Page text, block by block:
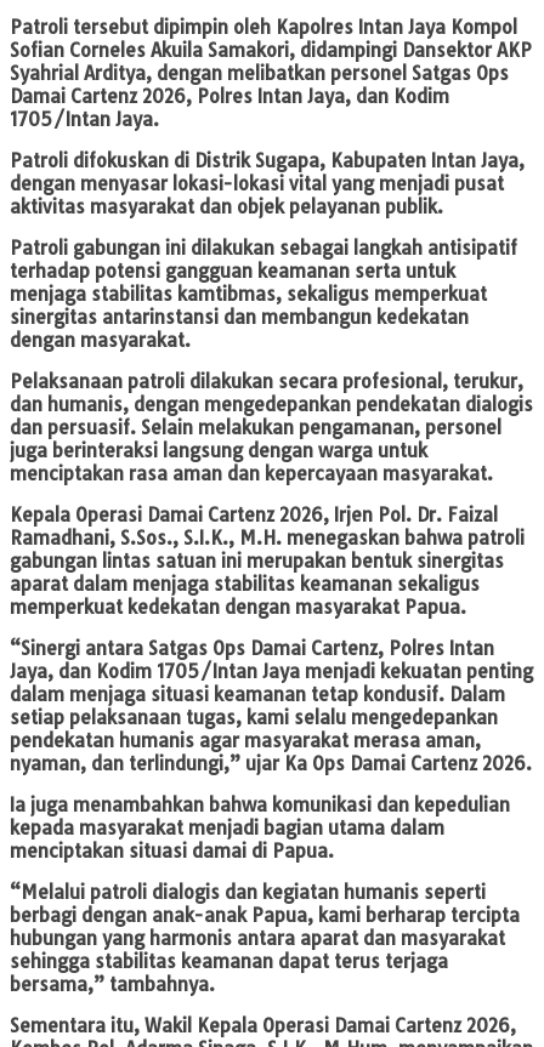
Patroli tersebut dipimpin oleh Kapolres Intan Jaya Kompol
Sofian Corneles Akuila Samakori, didampingi Dansektor AKP
Syahrial Arditya, dengan melibatkan personel Satgas Ops
Damai Cartenz 2026, Polres Intan Jaya, dan Kodim
1705/Intan Jaya.
Patroli difokuskan di Distrik Sugapa, Kabupaten Intan Jaya,
dengan menyasar lokasi-lokasi vital yang menjadi pusat
aktivitas masyarakat dan objek pelayanan publik.
Patroli gabungan ini dilakukan sebagai langkah antisipatif
terhadap potensi gangguan keamanan serta untuk
menjaga stabilitas kamtibmas, sekaligus memperkuat
sinergitas antarinstansi dan membangun kedekatan
dengan masyarakat.
Pelaksanaan patroli dilakukan secara profesional, terukur,
dan humanis, dengan mengedepankan pendekatan dialogis
dan persuasif. Selain melakukan pengamanan, personel
juga berinteraksi langsung dengan warga untuk
menciptakan rasa aman dan kepercayaan masyarakat.
Kepala Operasi Damai Cartenz 2026, Irjen Pol. Dr. Faizal
Ramadhani, S.Sos., S.I.K., M.H. menegaskan bahwa patroli
gabungan lintas satuan ini merupakan bentuk sinergitas
aparat dalam menjaga stabilitas keamanan sekaligus
memperkuat kedekatan dengan masyarakat Papua.
“Sinergi antara Satgas Ops Damai Cartenz, Polres Intan
Jaya, dan Kodim 1705/Intan Jaya menjadi kekuatan penting
dalam menjaga situasi keamanan tetap kondusif. Dalam
setiap pelaksanaan tugas, kami selalu mengedepankan
pendekatan humanis agar masyarakat merasa aman,
nyaman, dan terlindungi,” ujar Ka Ops Damai Cartenz 2026.
Ia juga menambahkan bahwa komunikasi dan kepedulian
kepada masyarakat menjadi bagian utama dalam
menciptakan situasi damai di Papua.
“Melalui patroli dialogis dan kegiatan humanis seperti
berbagi dengan anak-anak Papua, kami berharap tercipta
hubungan yang harmonis antara aparat dan masyarakat
sehingga stabilitas keamanan dapat terus terjaga
bersama,” tambahnya.
Sementara itu, Wakil Kepala Operasi Damai Cartenz 2026,